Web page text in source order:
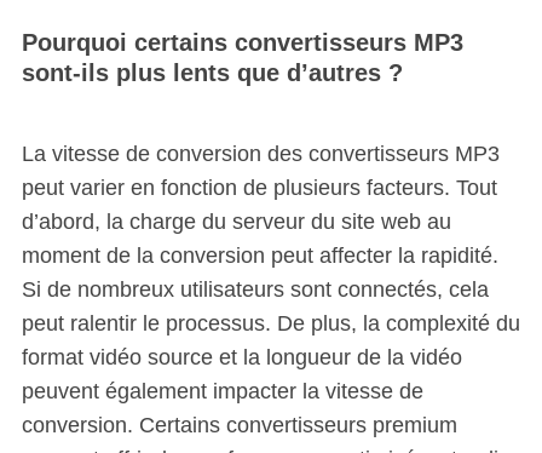
Pourquoi certains convertisseurs MP3
sont-ils plus lents que d’autres ?
La vitesse de conversion des convertisseurs MP3
peut varier en fonction de plusieurs facteurs. Tout
d’abord, la charge du serveur du site web au
moment de la conversion peut affecter la rapidité.
Si de nombreux utilisateurs sont connectés, cela
peut ralentir le processus. De plus, la complexité du
format vidéo source et la longueur de la vidéo
peuvent également impacter la vitesse de
conversion. Certains convertisseurs premium